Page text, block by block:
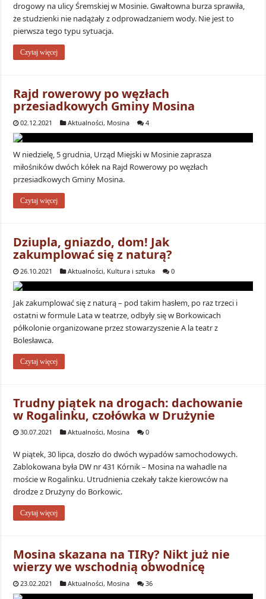
drogowy na ulicy Śremskiej w Mosinie. Gwałtowna burza sprawiła,
że studzienki nie nadążały z odprowadzaniem wody. Nie jest to
pierwsza tego typu sytuacja.
Czytaj więcej
Rajd rowerowy po węzłach
przesiadkowych Gminy Mosina
02.12.2021 Aktualności, Mosina 4
W niedzielę, 5 grudnia, Urząd Miejski w Mosinie zaprasza
miłośników dwóch kółek na Rajd Rowerowy po węzłach
przesiadkowych Gminy Mosina.
Czytaj więcej
Dziupla, gniazdo, dom! Jak
zakumplować się z naturą?
26.10.2021 Aktualności, Kultura i sztuka 0
Jak zakumplować się z naturą – pod takim hasłem, po raz trzeci i
ostatni w formule Lata w teatrze, odbyły się w Borkowicach
półkolonie organizowane przez stowarzyszenie A la teatr z
Bolesławca.
Czytaj więcej
Trudny piątek na drogach: dachowanie
w Rogalinku, czołówka w Drużynie
30.07.2021 Aktualności, Mosina 0
W piątek, 30 lipca, doszło do dwóch wypadów samochodowych.
Zablokowana była DW nr 431 Kórnik – Mosina na wahadle na
moście w Rogalinku. Utrudnienia czekały także kierowców na
drodze z Drużyny do Borkowic.
Czytaj więcej
Mosina skazana na TIRy? Nikt już nie
wierzy we wschodnią obwodnicę
23.02.2021 Aktualności, Mosina 36